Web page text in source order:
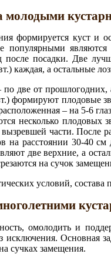
молодыми
формируется куст и
популярными
после посадки. Две
каждая, а остальные
две от
формируют плодовые
– на 5-6
несколько плодовых
части. После
на расстоянии 30-40
две верхние, а
на сучок
условий,
омолодить и
исключения. Основная
сучках замещения.